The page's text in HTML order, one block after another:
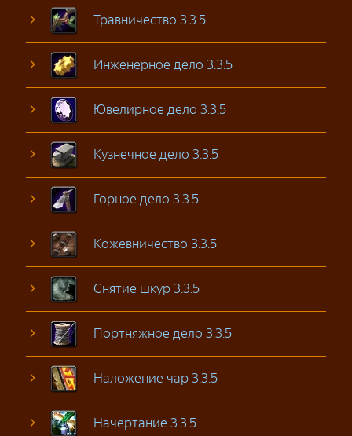
Травничество 3.3.5
Инженерное дело 3.3.5
Ювелирное дело 3.3.5
Кузнечное дело 3.3.5
Горное дело 3.3.5
Кожевничество 3.3.5
Снятие шкур 3.3.5
Портняжное дело 3.3.5
Наложение чар 3.3.5
Начертание 3.3.5